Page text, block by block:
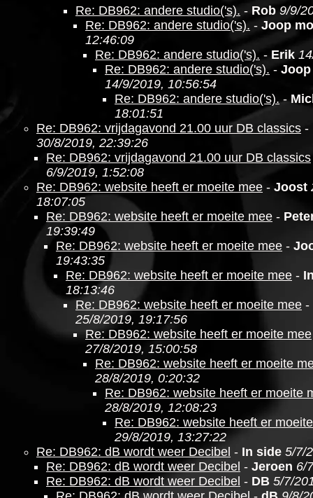
Re: DB962: andere studio('s). - Rob 9/9/
Re: DB962: andere studio('s). - Joop
12:46:09
Re: DB962: andere studio('s). - Erik
Re: DB962: andere studio('s).-
14/9/2019, 10:56:54
Re: DB962: andere studio('s).-
18:01:51
Re: DB962: vrijdagavond 21.00 uur DB classics -
30/8/2019, 22:39:26
Re: DB962: vrijdagavond 21.00 uur DB classics
6/9/2019, 1:52:08
Re: DB962: website heeft er moeite mee - Joost
18:07:05
Re: DB962: website heeft er moeite mee -
19:39:49
Re: DB962: website heeft er moeite mee -
19:43:35
Re: DB962: website heeft er moeite mee -
18:13:46
Re: DB962: website heeft er moeite mee -
25/8/2019, 19:17:56
Re: DB962: website heeft er moeite mee
27/8/2019, 15:00:58
Re: DB962: website heeft er moeite
28/8/2019, 0:20:32
Re: DB962: website heeft er moeite
28/8/2019, 12:08:23
Re: DB962: website heeft er
29/8/2019, 13:27:22
Re: DB962: dB wordt weer Decibel - In side 5/7/
Re: DB962: dB wordt weer Decibel - Jeroen 6/
Re: DB962: dB wordt weer Decibel - DB 5/7/